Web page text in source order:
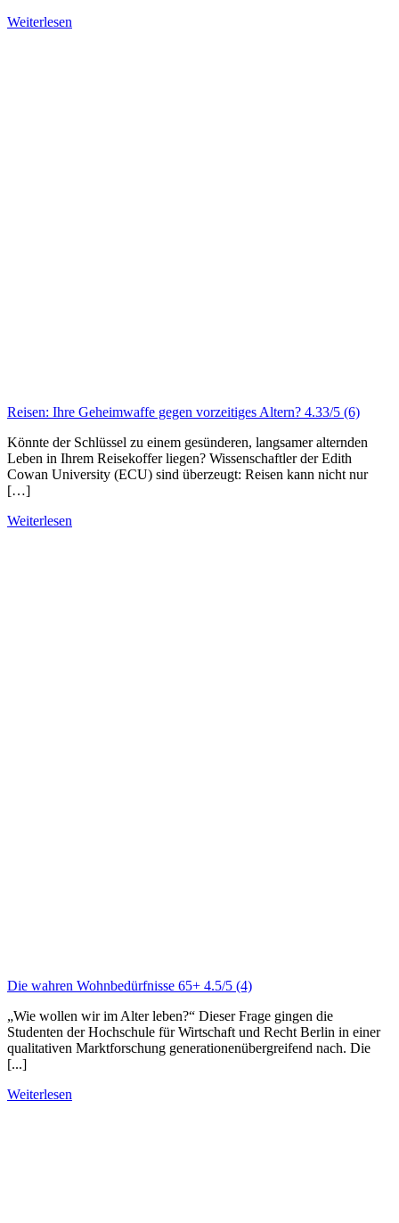
Weiterlesen
Reisen: Ihre Geheimwaffe gegen vorzeitiges Altern? 4.33/5 (6)
Könnte der Schlüssel zu einem gesünderen, langsamer alternden
Leben in Ihrem Reisekoffer liegen? Wissenschaftler der Edith
Cowan University (ECU) sind überzeugt: Reisen kann nicht nur
[…]
Weiterlesen
Die wahren Wohnbedürfnisse 65+ 4.5/5 (4)
„Wie wollen wir im Alter leben?“ Dieser Frage gingen die
Studenten der Hochschule für Wirtschaft und Recht Berlin in einer
qualitativen Marktforschung generationenübergreifend nach. Die
[...]
Weiterlesen